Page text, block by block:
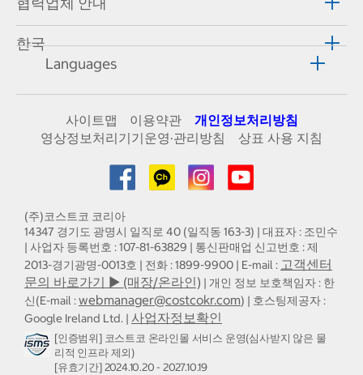
한국
Languages
사이트맵 이용약관
개인정보처리방침
영상정보처리기기운영·관리방침
상표 사용 지침
(주)코스트코 코리아
14347 경기도 광명시 일직로 40 (일직동 163-3) | 대표자 : 조민수
| 사업자 등록번호 : 107-81-63829 | 통신판매업 신고번호 : 제
2013-경기광명-0013호 | 전화 : 1899-9900 | E-mail : 고객센터
문의 바로가기 ▶ (매장/온라인) | 개인 정보 보호책임자 : 한
신(E-mail :webmanager@costcokr.com) | 호스팅제공자 :
Google Ireland Ltd. | 사업자정보확인
[인증범위] 코스트코 온라인몰 서비스 운영(심사받지 않은 물
리적 인프라 제외)
[유효기간] 2024.10.20 - 2027.10.19